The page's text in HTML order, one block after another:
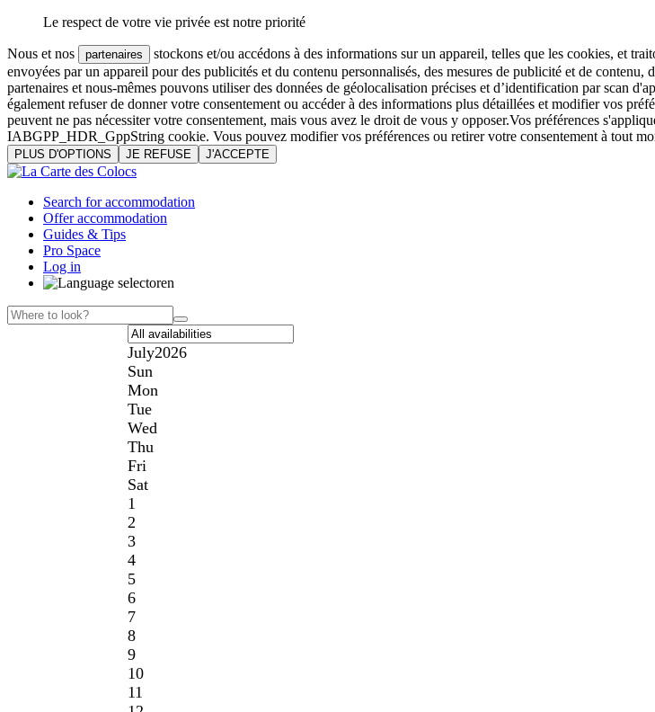
Le respect de votre vie privée est notre priorité
Nous et nos partenaires
stockons et/ou accédons à des informations sur un appareil, telles que les cookies, et
envoyées par un appareil pour des publicités et du contenu personnalisés, des mesures de publicité et de
partenaires et nous-mêmes pouvons utiliser des données de géolocalisation précises et d’identification par scan
également refuser de donner votre consentement ou accéder à des informations plus détaillées et modifier vos
peuvent ne pas nécessiter votre consentement, mais vous avez le droit de vous y opposer.Vos préférences
IABGPP_HDR_GppString cookie. Vous pouvez modifier vos préférences ou retirer votre consentement à tout
PLUS D'OPTIONS JE REFUSE J'ACCEPTE
Search for accommodation
Offer accommodation
Guides & Tips
Pro Space
Log in
en
July2026
Sun
Mon
Tue
Wed
Thu
Fri
Sat
1
2
3
4
5
6
7
8
9
10
11